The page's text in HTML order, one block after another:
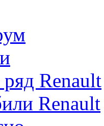
Renault
Renault